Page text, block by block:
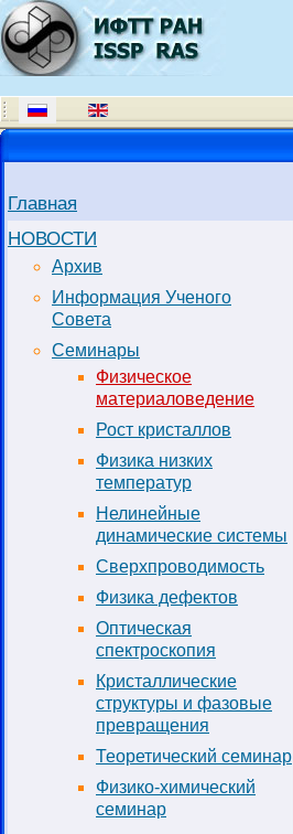
Главная
НОВОСТИ
Архив
Информация Ученого
Совета
Семинары
Физическое
материаловедение
Рост кристаллов
Физика низких
температур
Нелинейные
динамические системы
Сверхпроводимость
Физика дефектов
Оптическая
спектроскопия
Кристаллические
структуры и фазовые
превращения
Теоретический семинар
Физико-химический
семинар